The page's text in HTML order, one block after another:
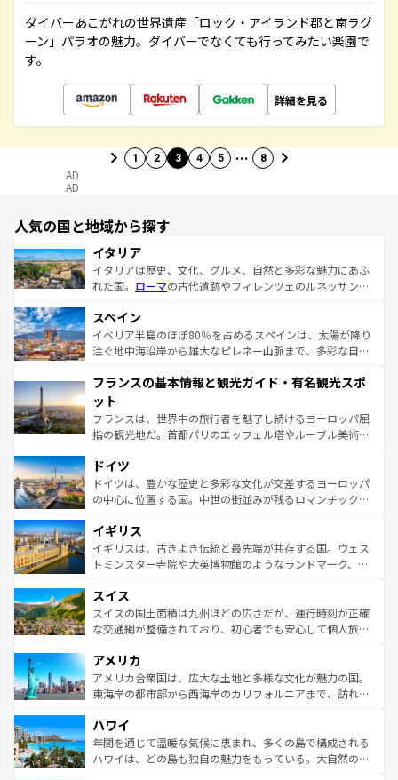
ダイバーあこがれの世界遺産「ロック・アイランド郡と南ラグ
ーン」パラオの魅力。ダイバーでなくても行ってみたい楽園で
す。
詳細を見る
1 2 3 4 5 … 8
AD
AD
人気の国と地域から探す
イタリア
イタリアは歴史、文化、グルメ、自然と多彩な魅力にあふ
れた国。 ローマの古代遺跡やフィレンツェのルネッサンス
ろん、トスカーナの美しい田園風景やアマルフィ海岸の絶
景など、自然景観も見逃せない。観光の合間には、本場の
ピザやパスタなど、絶品のイタリア料理を堪能することも
ませてくれるイタリアで、忘れられない旅をしてみよう！
なお、新着のイタリア情報は
しい。
スペイン
イベリア半島のほぼ80％を占めるスペインは、太陽が降り
注ぐ地中海沿岸から雄大なピレネー山脈まで、多彩な自然
文化が根付くこの国では、情熱的なフラメンコ、熱気あふ
れる闘牛、そして美味しいタパスが生活の一部となってい
る。首都マドリードの洗練された雰囲気や、バルセロナの
アートに溢れた街角から、地方では古代ローマ遺跡や中世
せる。地方によって風土や気候が異なるスペインはその個
性で訪れる人を魅了する。 なお、新着のスペイン情報は コ
ンテンツ一覧を参照してほしい。
フランスの基本情報と観光ガイド・有名観光スポ
ット
フランスは、世界中の旅行者を魅了し続けるヨーロッパ屈
指の観光地だ。首都パリのエッフェル塔やルーブル美術館
で、幅広い魅力が詰まっている。華麗な宮殿、歴史的な大
聖堂、美しいビーチ、そして豊かな自然が、訪れる者を心
から魅了する。また、フランスは美食の国としても知ら
いる。シャンパンの発祥地であるランス、プロヴァンスの
香り高いラベンダー畑など、多彩な楽しみ方が可能だ。さ
らに、パリ以外の地域にも魅力が溢れており、どの街角に
れる地方に足を運ぶとそれぞれで全く異なる文化を体験で
きるだろう。 なお、新着のフランス情報はコンテンツ一覧
を参照してほしい。
ドイツ
ドイツは、豊かな歴史と多彩な文化が交差するヨーロッパ
の中心に位置する国。中世の街並みが残るロマンチック街
顔を持つこの国は、どこを歩いても飽きることがない。ベ
ルリンの文化的活気、バイエルン州のアルプスの絶景、そ
してライン川沿いのワイン畑といった風景は必見。ビール
は、お酒好きな人にはぜひ体験してほしい。 なお、新着の
ドイツ情報はコンテンツ一覧を参照してほしい。
イギリス
イギリスは、古きよき伝統と最先端が共存する国。ウェス
トミンスター寺院や大英博物館のようなランドマーク、歴
リアごとに異なる魅力がある。また、優雅なアフタヌーン
ティー、ビール好きにはたまらない英国パブ、サッカー観
戦など、本場だからこそできる体験も豊富。イギリスを旅
ンツ一覧を参照してほしい。
スイス
スイスの国土面積は九州ほどの広さだが、運行時刻が正確
な交通網が整備されており、初心者でも安心して個人旅行
の建物がそのまま残る町や、スイスならではのユニークな
博物館もあり、アルプス観光だけでなく町歩きも満喫する
ことができる。国民の所得が高いため物価も高いが、旅行
ば市内交通費無料で観光を楽しむこともできる。 なお、新
着のスイス情報はコンテンツ一覧 を参照してほしい。
アメリカ
アメリカ合衆国は、広大な土地と多様な文化が魅力の国。
東海岸の都市部から西海岸のカリフォルニアまで、訪れる
のような巨大都市は、観光、ショッピング、エンターテイ
ンメントが詰まった刺激的なスポットだ。一方、アメリカ
西部には大自然が広がり、グランドキャニオンやイエロー
ハワイ
年間を通じて温暖な気候に恵まれ、多くの島で構成される
ハワイは、どの島も独自の魅力をもっている。大自然の神